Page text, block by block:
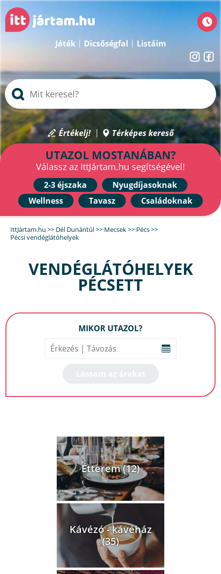
Játék Dicsőségfal Listáim
Értékelj! Térképes kereső
UTAZOL MOSTANÁBAN?
Válassz az IttJártam.hu segítségével!
2-3 éjszaka
Nyugdíjasoknak
Wellness
Tavasz Családoknak
IttJártam.hu >> Dél Dunántúl>> Mecsek>> Pécs>>
Pécsi vendéglátóhelyek
VENDÉGLÁTÓHELYEK
PÉCSETT
MIKOR UTAZOL?
Étterem (12)
Kávézó - kávéház
(35)